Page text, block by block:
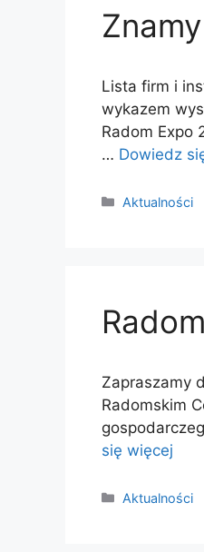
Lista firm i
wykazem
Radom Expo
… Dowiedz
Kategorie
Aktualności
Zapraszamy
Radomskim
się więcej
Kategorie
Aktualności